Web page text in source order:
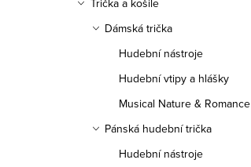
Trička a košile
Dámská trička
Hudební nástroje
Hudební vtipy a hlášky
Musical Nature & Romance
Pánská hudební trička
Hudební nástroje